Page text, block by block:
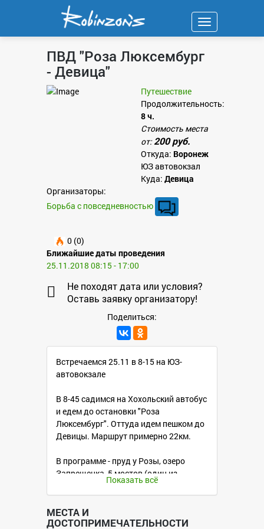
Навигация
ПВД "Роза Люксембург
- Девица"
Путешествие
Продолжительность:
8 ч.
Стоимость места
от: 200 руб.
Откуда: Воронеж
ЮЗ автовокзал
Куда: Девица
Организаторы:
Борьба с повседневностью
0 (0)
Ближайшие даты проведения
25.11.2018 08:15 - 17:00
Не походят дата или условия?
Оставь заявку организатору!
Поделиться:
Встречаемся 25.11 в 8-15 на ЮЗ-
автовокзале
В 8-45 садимся на Хохольский автобус
и едем до остановки "Роза
Люксембург". Оттуда идем пешком до
Девицы. Маршрут примерно 22км.
В программе - пруд у Розы, озеро
Запрещенка, 5 мостов (один из
которых подвесной двухсотметровый)
Из Девицы до Воронежа уехать можно
на автобусах, идущих из Бахчеево (16-
Показать всё
МЕСТА И
ДОСТОПРИМЕЧАТЕЛЬНОСТИ